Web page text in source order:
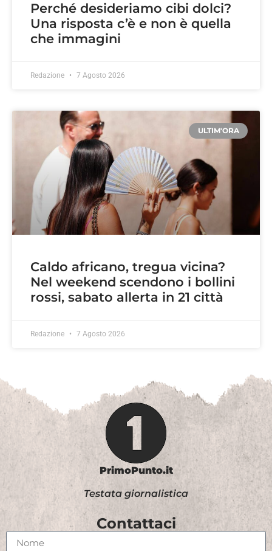
Perché desideriamo cibi dolci?
Una risposta c’è e non è quella
che immagini
Redazione 7 Agosto 2026
ULTIM'ORA
Caldo africano, tregua vicina?
Nel weekend scendono i bollini
rossi, sabato allerta in 21 città
Redazione 7 Agosto 2026
PrimoPunto.it
Testata giornalistica
Contattaci